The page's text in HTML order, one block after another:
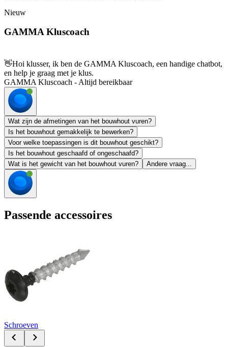
Nieuw
GAMMA Kluscoach
👋Hoi klusser, ik ben de GAMMA Kluscoach, een handige chatbot,
en help je graag met je klus.
GAMMA Kluscoach - Altijd bereikbaar
Wat zijn de afmetingen van het bouwhout vuren?
Is het bouwhout gemakkelijk te bewerken?
Voor welke toepassingen is dit bouwhout geschikt?
Is het bouwhout geschaafd of ongeschaafd?
Wat is het gewicht van het bouwhout vuren?
Andere vraag...
Passende accessoires
Schroeven